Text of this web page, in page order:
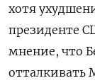
хотя
президенте
мнение, что
отталкивать